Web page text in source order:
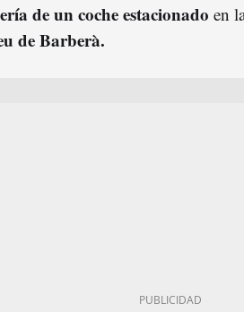
de un coche estacionado en
de Barberà.